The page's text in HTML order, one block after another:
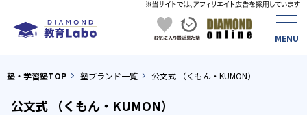
塾・学習塾TOP 塾ブランド一覧 公文式 （くもん・KUMON）
公文式 （くもん・KUMON）